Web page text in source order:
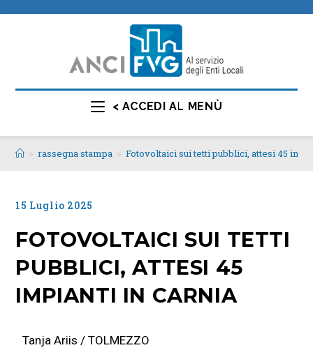
< ACCEDI AL MENÙ
> rassegna stampa > Fotovoltaici sui tetti pubblici, attesi 45
15 Luglio 2025
FOTOVOLTAICI SUI TETTI
PUBBLICI, ATTESI 45
IMPIANTI IN CARNIA
Tanja Ariis / TOLMEZZO